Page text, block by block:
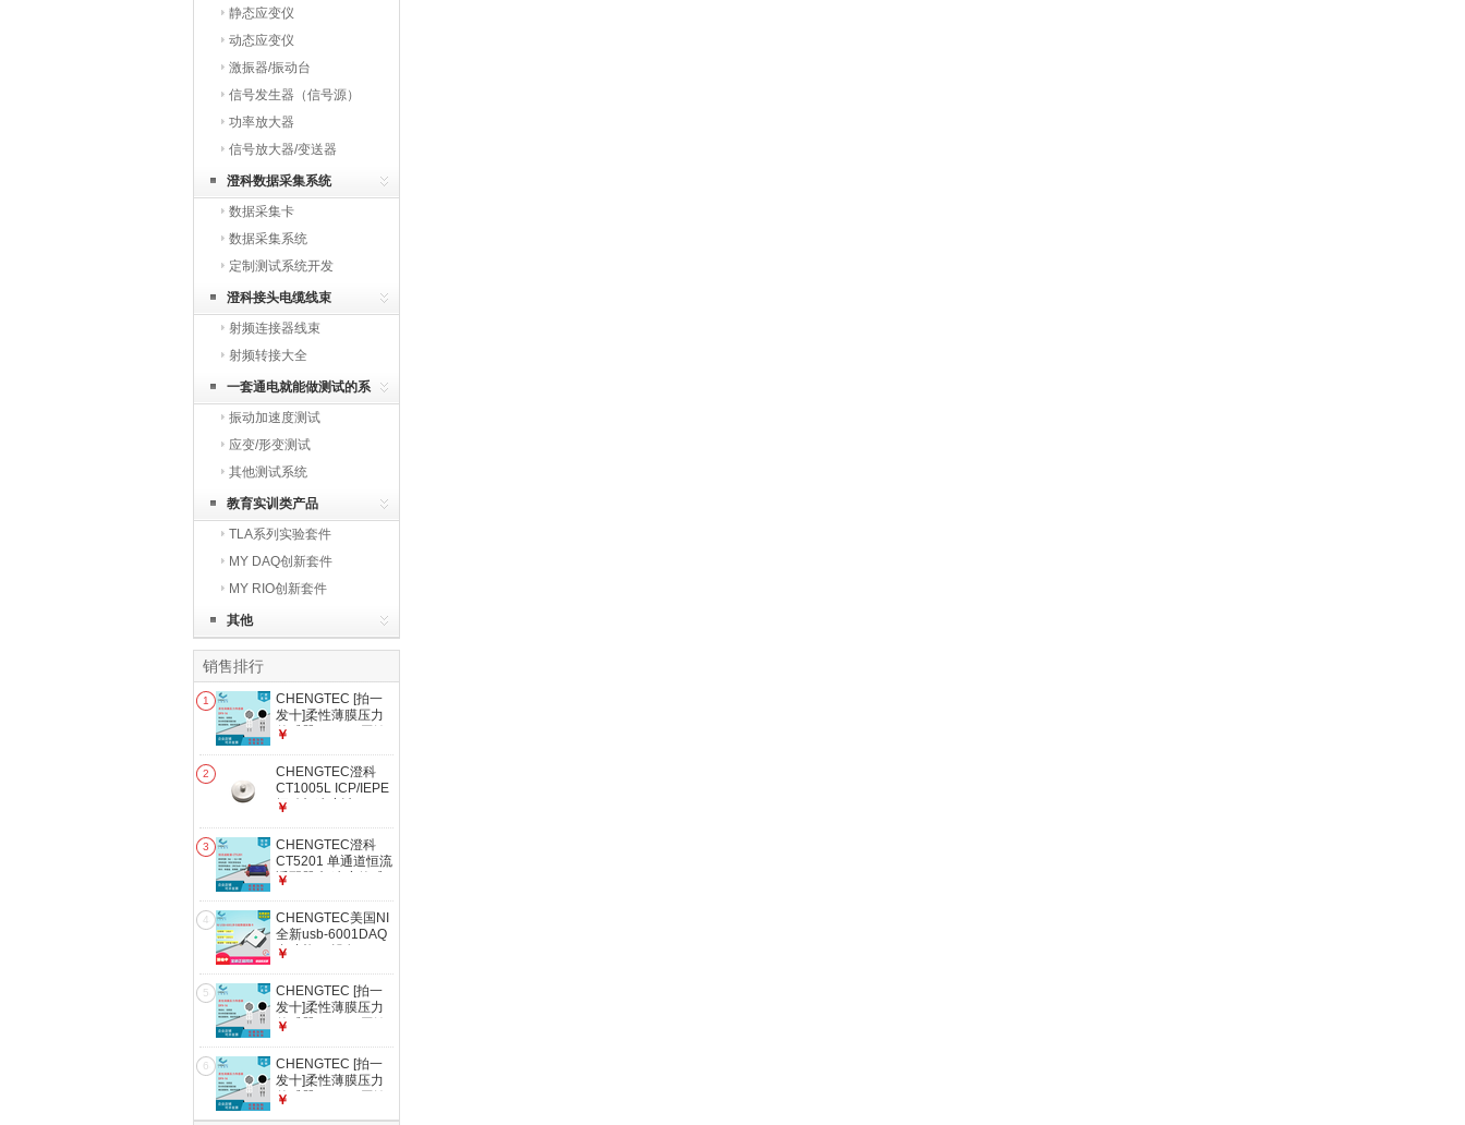
静态应变仪
动态应变仪
激振器/振动台
信号发生器（信号源）
功率放大器
信号放大器/变送器
澄科数据采集系统
数据采集卡
数据采集系统
定制测试系统开发
澄科接头电缆线束
射频连接器线束
射频转接大全
一套通电就能做测试的系
统
振动加速度测试
应变/形变测试
其他测试系统
教育实训类产品
TLA系列实验套件
MY DAQ创新套件
MY RIO创新套件
其他
销售排行
1
CHENGTEC [拍一
发十]柔性薄膜压力
传感器DF9-16压敏
片 单通道信号调理
模块
￥
2
CHENGTEC澄科
CT1005L ICP/IEPE
振动加速度计 100g
测试 配套磁座（磁
吸安装）
￥
3
CHENGTEC澄科
CT5201 单通道恒流
适配器 加速度传感
￥
4
CHENGTEC美国NI
全新usb-6001DAQ
多功能I/O设备USB
782604-01 NI 6001
采集卡
￥
5
CHENGTEC [拍一
发十]柔性薄膜压力
传感器DF9-16压敏
片 10片传感器+1片
传感器5kg
￥
6
CHENGTEC [拍一
发十]柔性薄膜压力
传感器DF9-16压敏
￥